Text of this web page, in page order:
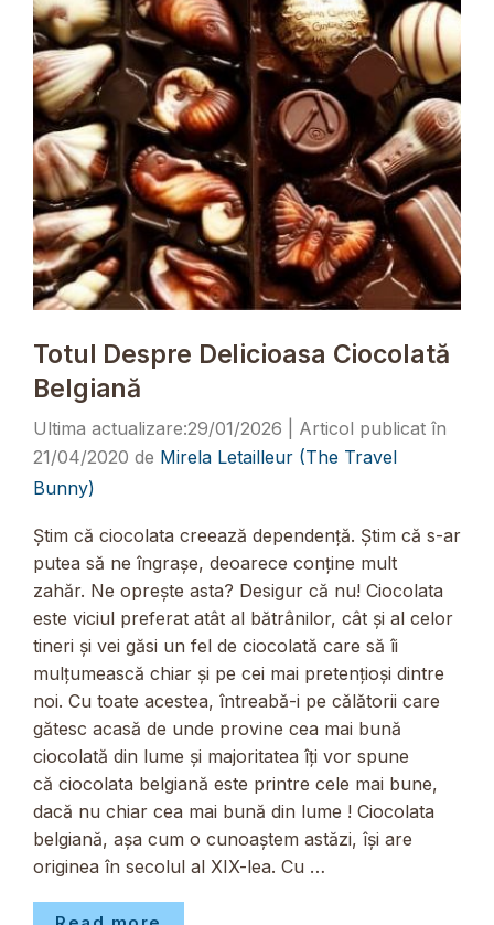
Totul Despre Delicioasa Ciocolată
Belgiană
29/01/2026
21/04/2020 de Mirela Letailleur (The Travel
Bunny)
Știm că ciocolata creează dependență. Știm că s-ar
putea să ne îngrașe, deoarece conține mult
zahăr. Ne oprește asta? Desigur că nu! Ciocolata
este viciul preferat atât al bătrânilor, cât și al celor
tineri și vei găsi un fel de ciocolată care să îi
mulțumească chiar și pe cei mai pretențioși dintre
noi. Cu toate acestea, întreabă-i pe călătorii care
gătesc acasă de unde provine cea mai bună
ciocolată din lume și majoritatea îți vor spune
că ciocolata belgiană este printre cele mai bune,
dacă nu chiar cea mai bună din lume ! Ciocolata
belgiană, așa cum o cunoaștem astăzi, își are
originea în secolul al XIX-lea. Cu …